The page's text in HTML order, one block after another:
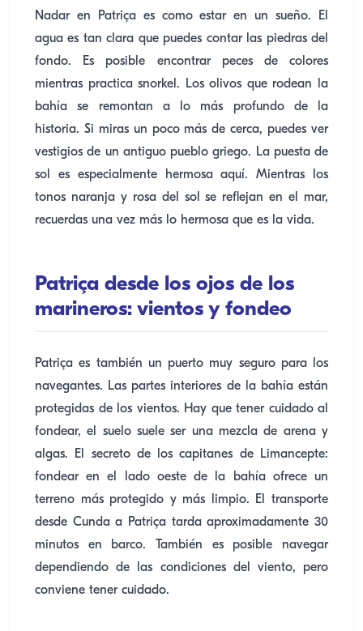
Nadar en Patriça es como estar en un sueño. El
agua es tan clara que puedes contar las piedras del
fondo. Es posible encontrar peces de colores
mientras practica snorkel. Los olivos que rodean la
bahía se remontan a lo más profundo de la
historia. Si miras un poco más de cerca, puedes ver
vestigios de un antiguo pueblo griego. La puesta de
sol es especialmente hermosa aquí. Mientras los
tonos naranja y rosa del sol se reflejan en el mar,
recuerdas una vez más lo hermosa que es la vida.
Patriça desde los ojos de los
marineros: vientos y fondeo
Patriça es también un puerto muy seguro para los
navegantes. Las partes interiores de la bahía están
protegidas de los vientos. Hay que tener cuidado al
fondear, el suelo suele ser una mezcla de arena y
algas. El secreto de los capitanes de Limancepte:
fondear en el lado oeste de la bahía ofrece un
terreno más protegido y más limpio. El transporte
desde Cunda a Patriça tarda aproximadamente 30
minutos en barco. También es posible navegar
dependiendo de las condiciones del viento, pero
conviene tener cuidado.